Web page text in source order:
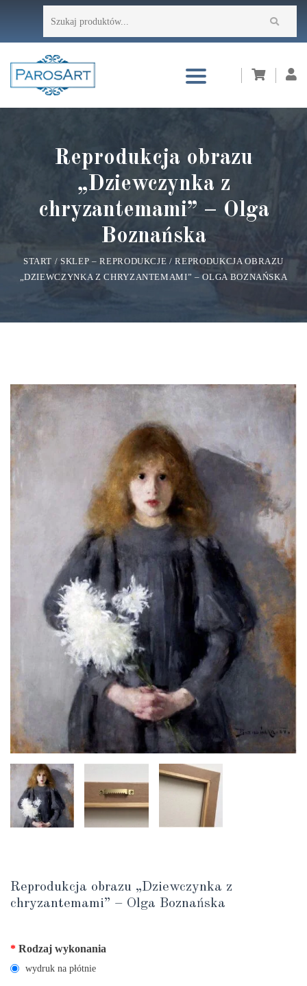
Reprodukcja obrazu
„Dziewczynka z
chryzantemami” – Olga
Boznańska
START / SKLEP – REPRODUKCJE /REPRODUKCJA OBRAZU
„DZIEWCZYNKA Z CHRYZANTEMAMI” – OLGA BOZNAŃSKA
Reprodukcja obrazu „Dziewczynka z
chryzantemami” – Olga Boznańska
* Rodzaj wykonania
wydruk na płótnie